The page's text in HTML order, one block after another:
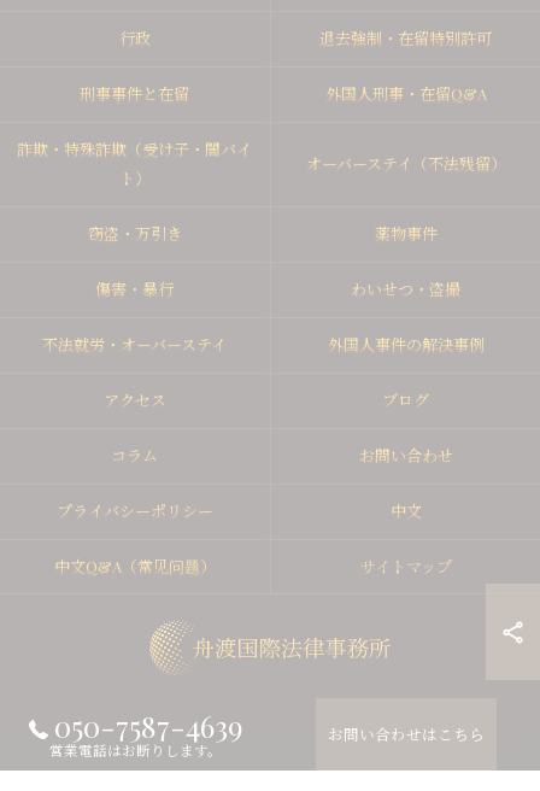
050-7587-4639
営業電話はお断りします。
お問い合わせはこちら
行政 退去強制・在留特別許可
刑事事件と在留 外国人刑事・在留Q&A
詐欺・特殊詐欺（受け子・闇バイ
ト）
オーバーステイ（不法残留）
窃盗・万引き 薬物事件
傷害・暴行 わいせつ・盗撮
不法就労・オーバーステイ 外国人事件の解決事例
アクセス ブログ
コラム お問い合わせ
プライバシーポリシー 中文
中文Q&A（常见问题） サイトマップ
© 2026 東京の弁護士なら舟渡国際法律事務所 ALL RIGHTS RESERVED.